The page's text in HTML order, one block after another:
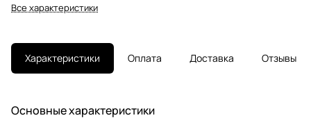
Все характеристики
Характеристики Оплата Доставка Отзывы
Основные характеристики